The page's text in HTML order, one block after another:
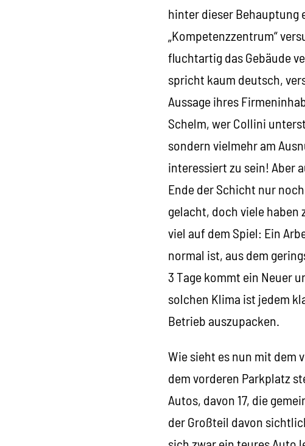
hinter dieser Behauptung
„Kompetenzzentrum“
fluchtartig das Gebäude
spricht kaum deutsch,
Aussage ihres
Schelm, wer Collini
sondern vielmehr am
interessiert zu sein! Aber
Ende der Schicht nur
gelacht, doch viele haben
viel auf dem Spiel: Ein
normal ist, aus dem
3 Tage kommt ein Neuer
solchen Klima ist jedem
Betrieb auszupacken.
Wie sieht es nun mit dem
dem vorderen Parkplatz
Autos, davon 17, die
der Großteil davon